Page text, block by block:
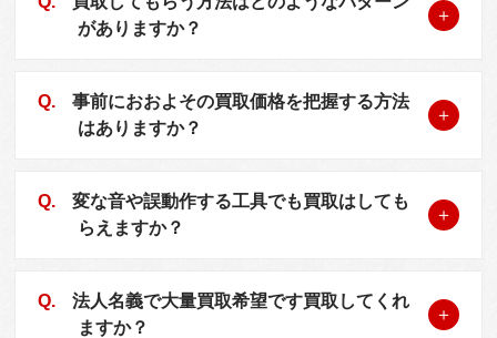
がありますか？
事前におおよその買取価格を把握する方法
はありますか？
変な音や誤動作する工具でも買取はしても
らえますか？
法人名義で大量買取希望です買取してくれ
ますか？